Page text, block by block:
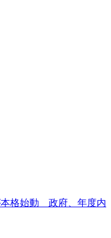
本格始動 政府、年度内